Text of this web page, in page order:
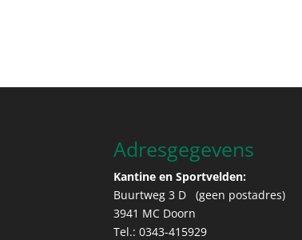
Adresgegevens
Kantine en Sportvelden:
Buurtweg 3 D (geen postadres)
3941 MC Doorn
Tel.: 0343-415929